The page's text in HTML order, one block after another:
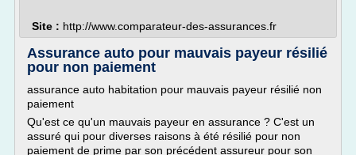
Site : http://www.comparateur-des-assurances.fr
Assurance auto pour mauvais payeur résilié
pour non paiement
assurance auto habitation pour mauvais payeur résilié non
paiement
Qu'est ce qu'un mauvais payeur en assurance ? C'est un
assuré qui pour diverses raisons à été résilié pour non
paiement de prime par son précédent assureur pour son